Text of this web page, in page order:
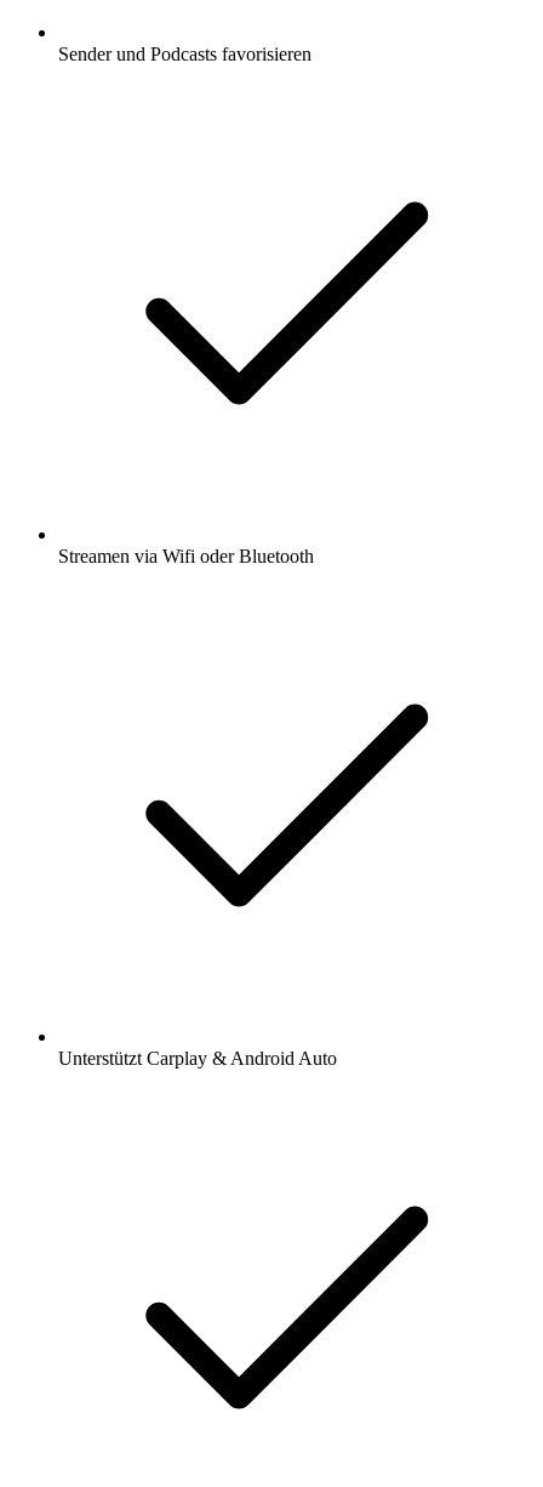
Sender und Podcasts favorisieren
Streamen via Wifi oder Bluetooth
Unterstützt Carplay & Android Auto